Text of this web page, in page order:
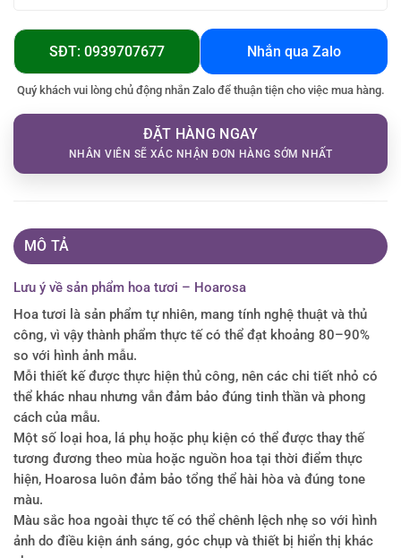
SĐT: 0939707677 Nhắn qua Zalo
Quý khách vui lòng chủ động nhắn Zalo để thuận tiện cho việc mua hàng.
ĐẶT HÀNG NGAY
NHÂN VIÊN SẼ XÁC NHẬN ĐƠN HÀNG SỚM NHẤT
MÔ TẢ
Lưu ý về sản phẩm hoa tươi – Hoarosa
Hoa tươi là sản phẩm tự nhiên, mang tính nghệ thuật và thủ
công, vì vậy thành phẩm thực tế có thể đạt khoảng 80–90%
so với hình ảnh mẫu.
Mỗi thiết kế được thực hiện thủ công, nên các chi tiết nhỏ có
thể khác nhau nhưng vẫn đảm bảo đúng tinh thần và phong
cách của mẫu.
Một số loại hoa, lá phụ hoặc phụ kiện có thể được thay thế
tương đương theo mùa hoặc nguồn hoa tại thời điểm thực
hiện, Hoarosa luôn đảm bảo tổng thể hài hòa và đúng tone
màu.
Màu sắc hoa ngoài thực tế có thể chênh lệch nhẹ so với hình
ảnh do điều kiện ánh sáng, góc chụp và thiết bị hiển thị khác